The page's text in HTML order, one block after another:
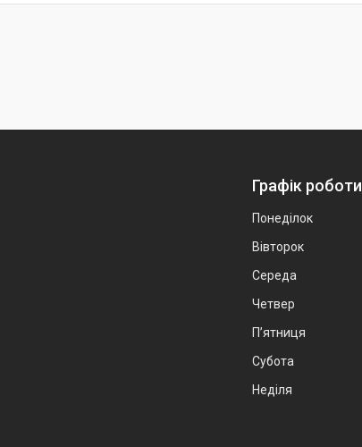
Графік роботи
Понеділок
Вівторок
Середа
Четвер
Пʼятниця
Субота
Неділя